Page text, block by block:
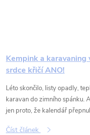
Kempink a karavaning
srdce křičí ANO!
Léto skončilo, listy opadly,
karavan do zimního spánku.
jen proto, že kalendář
Číst článek